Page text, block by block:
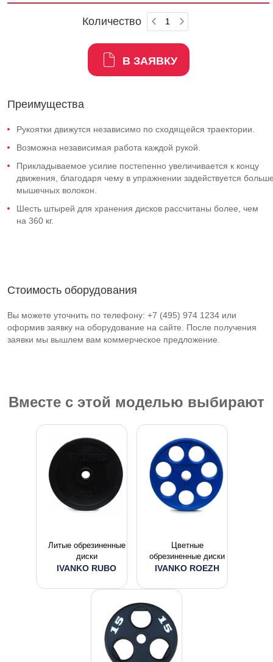
Количество
В ЗАЯВКУ
Преимущества
Рукоятки движутся независимо по сходящейся траектории.
Возможна независимая работа каждой рукой.
Прикладываемое усилие постепенно увеличивается к концу
движения, благодаря чему в упражнении задействуется
мышечных волокон.
Шесть штырей для хранения дисков рассчитаны более, чем
на 360 кг.
Стоимость оборудования
Вы можете уточнить по телефону: +7 (495) 974 1234 или
оформив заявку на оборудование на сайте. После получения
заявки мы вышлем вам коммерческое предложение.
Вместе с этой моделью выбирают
Литые обрезиненные
диски
IVANKO RUBO
Цветные
обрезиненные диски
IVANKO ROEZH